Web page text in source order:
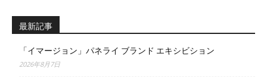
最新記事
「イマージョン」パネライ ブランド エキシビション
2026年8月7日